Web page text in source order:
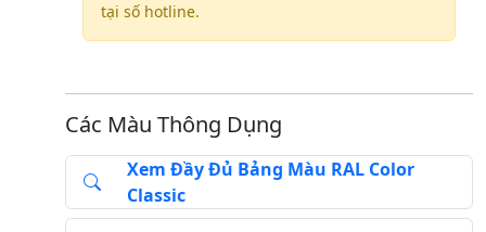
tại số hotline.
Các Màu Thông Dụng
Xem Đầy Đủ Bảng Màu RAL Color
Classic